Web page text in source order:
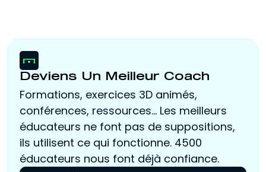
Deviens Un Meilleur Coach
Formations, exercices 3D animés,
conférences, ressources... Les meilleurs
éducateurs ne font pas de suppositions,
ils utilisent ce qui fonctionne. 4500
éducateurs nous font déjà confiance.